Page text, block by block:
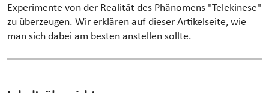
Experimente von der Realität des Phänomens "Telekinese"
zu überzeugen. Wir erklären auf dieser Artikelseite, wie
man sich dabei am besten anstellen sollte.